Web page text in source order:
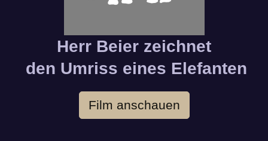
Herr Beier zeichnet
den Umriss eines Elefanten
Film anschauen